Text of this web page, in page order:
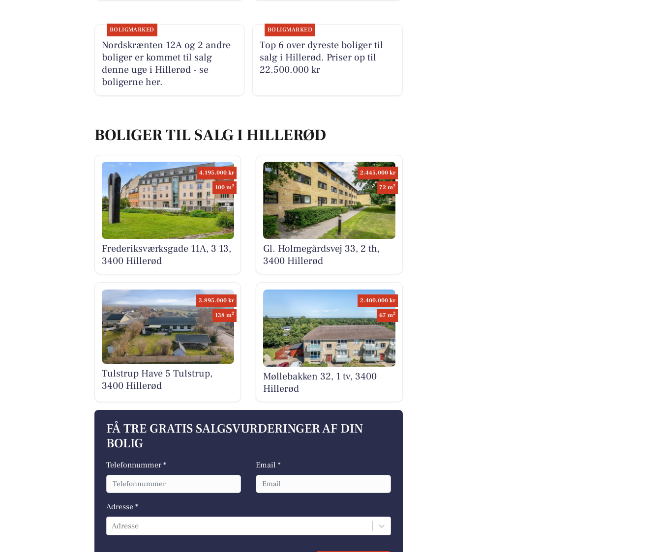
BOLIGMARKED
Nordskrænten 12A og 2 andre
boliger er kommet til salg
denne uge i Hillerød - se
boligerne her.
BOLIGMARKED
Top 6 over dyreste boliger til
salg i Hillerød. Priser op til
22.500.000 kr
BOLIGER TIL SALG I HILLERØD
4.195.000 kr
100 m2
Frederiksværksgade 11A, 3 13,
3400 Hillerød
2.445.000 kr
72 m2
Gl. Holmegårdsvej 33, 2 th,
3400 Hillerød
3.895.000 kr
138 m2
Tulstrup Have 5 Tulstrup,
3400 Hillerød
2.400.000 kr
67 m2
Møllebakken 32, 1 tv, 3400
Hillerød
FÅ TRE GRATIS SALGSVURDERINGER AF DIN
BOLIG
Telefonnummer * Email *
Adresse *
Adresse